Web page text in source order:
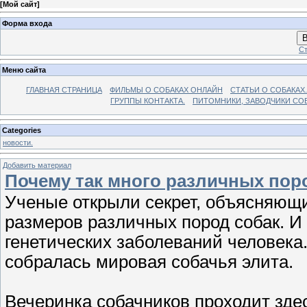
[Мой сайт]
Форма входа
Меню сайта
ГЛАВНАЯ СТРАНИЦА ФИЛЬМЫ О СОБАКАХ ОНЛАЙН
СТАТЬИ О СОБАКАХ.
ГРУППЫ КОНТАКТА.
ПИТОМНИКИ, ЗАВОДЧИКИ
Categories
новости.
Добавить материал
Почему так много различных
Ученые открыли секрет,
размеров различных пород собак.
генетических заболеваний
собралась мировая собачья элита.
Вечеринка собачников проходит